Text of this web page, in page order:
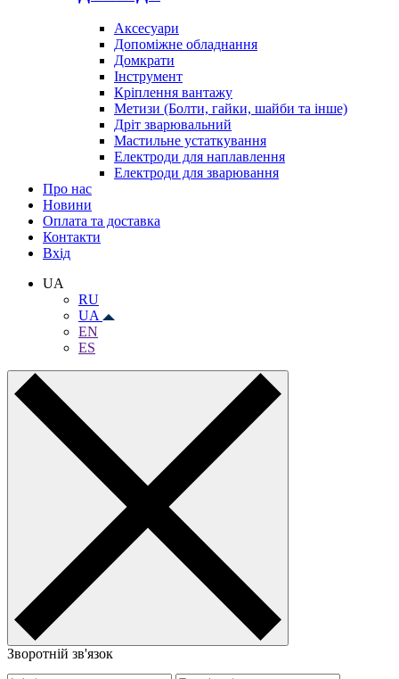
Аксесуари
Допоміжне обладнання
Домкрати
Інструмент
Кріплення вантажу
Метизи (Болти, гайки, шайби та інше)
Дріт зварювальний
Мастильне устаткування
Електроди для наплавлення
Електроди для зварювання
Про нас
Новини
Оплата та доставка
Контакти
Вхiд
UA
RU
UA
EN
ES
Зворотній зв'язок